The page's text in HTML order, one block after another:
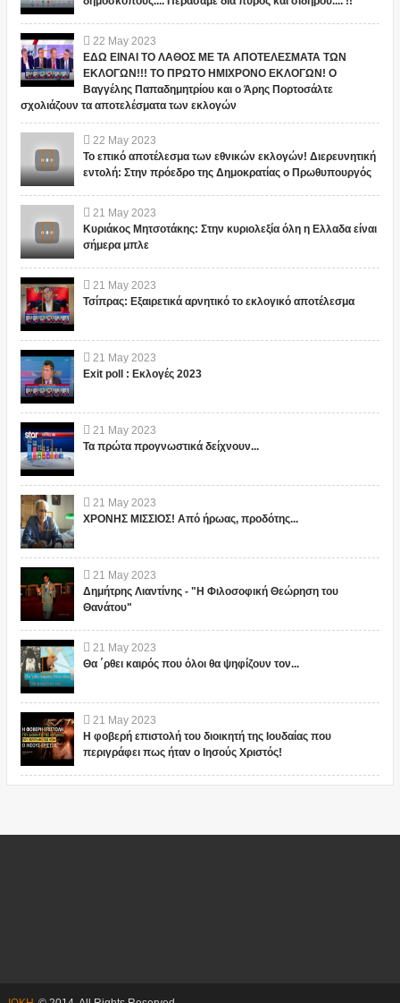
22 May 2023
ΕΔΩ ΕΙΝΑΙ ΤΟ ΛΑΘΟΣ ΜΕ ΤΑ ΑΠΟΤΕΛΕΣΜΑΤΑ ΤΩΝ
ΕΚΛΟΓΩΝ!!! ΤΟ ΠΡΩΤΟ ΗΜΙΧΡΟΝΟ ΕΚΛΟΓΩΝ! Ο
Βαγγέλης Παπαδημητρίου και ο Άρης Πορτοσάλτε
σχολιάζουν τα αποτελέσματα των εκλογών
22 May 2023
Το επικό αποτέλεσμα των εθνικών εκλογών! Διερευνητική
εντολή: Στην πρόεδρο της Δημοκρατίας ο Πρωθυπουργός
21 May 2023
Κυριάκος Μητσοτάκης: Στην κυριολεξία όλη η Ελλαδα είναι
σήμερα μπλε
21 May 2023
Τσίπρας: Εξαιρετικά αρνητικό το εκλογικό αποτέλεσμα
21 May 2023
Exit poll : Εκλογές 2023
21 May 2023
Τα πρώτα προγνωστικά δείχνουν...
21 May 2023
ΧΡΟΝΗΣ ΜΙΣΣΙΟΣ! Από ήρωας, προδότης...
21 May 2023
Δημήτρης Λιαντίνης - "Η Φιλοσοφική Θεώρηση του
Θανάτου"
21 May 2023
Θα ΄ρθει καιρός που όλοι θα ψηφίζουν τον...
21 May 2023
Η φοβερή επιστολή του διοικητή της Ιουδαίας που
περιγράφει πως ήταν ο Ιησούς Χριστός!